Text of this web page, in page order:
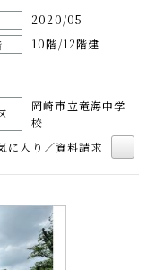
2020/05
10階/12階建
岡崎市立竜海中学
校
に入り／資料請求